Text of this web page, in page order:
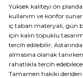
Yüksek kaliteyi ön
kullanım ve konfor
iç taban materyali, gün
için kalın topuklu
tercih edilebilir;
almasına olanak
rahatlıkla tercih
Tamamen hakiki deriden